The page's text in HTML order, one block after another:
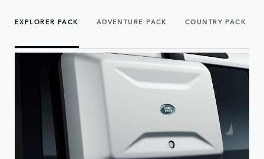
EXPLORER PACK ADVENTURE PACK COUNTRY PACK